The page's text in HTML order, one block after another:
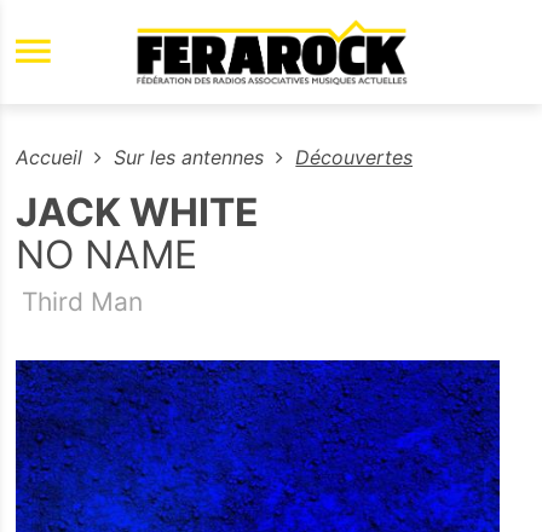
Aller au contenu principal
Accueil Sur les antennes Découvertes
JACK WHITE
NO NAME
Third Man